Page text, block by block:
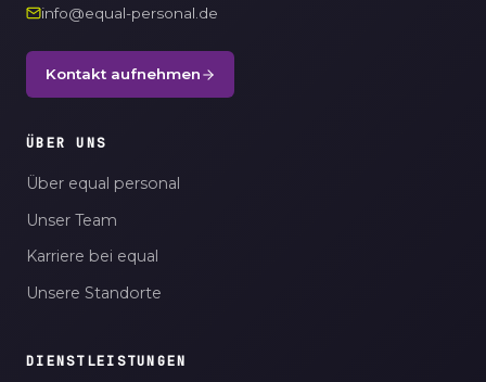
info@equal-personal.de
Kontakt aufnehmen
ÜBER UNS
Über equal personal
Unser Team
Karriere bei equal
Unsere Standorte
DIENSTLEISTUNGEN